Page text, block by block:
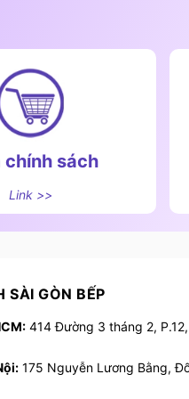
chính sách
Link >>
SÀI GÒN BẾP
414 Đường 3 tháng 2, P.12,
175 Nguyễn Lương Bằng,